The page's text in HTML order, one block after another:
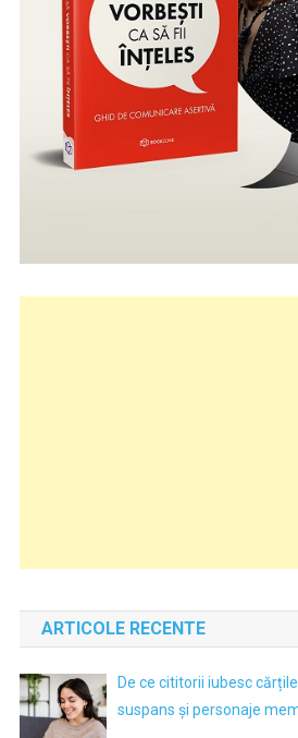
ARTICOLE RECENTE
De ce cititorii iubesc
suspans și personaje